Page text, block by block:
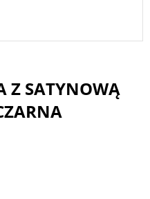
Z SATYNOWĄ